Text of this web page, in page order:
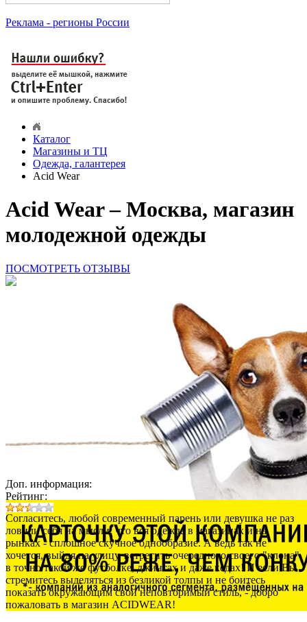
Реклама - регионы России
Каталог
Магазины и ТЦ
Одежда, галантерея
Acid Wear
Acid Wear – Москва, магазин
молодежной одежды
ПОСМОТРЕТЬ ОТЗЫВЫ
Доп. информация:
Рейтинг:
Согласитесь, любой современный парень или девушка не раз
ловили себя на мысли, что вся одежда в магазинах и на
рынках - сплошное скучное однообразие. А ведь так не
хочется, выйдя на улицу, встретить очередного своего "клона"
в точно такой же футболке, джинсах и даже кедах! И если Вы
стремитесь выделяться из безликой толпы и не боитесь
показать окружающим свой неповторимый стиль, - добро
пожаловать в магазин ACIDWEAR!